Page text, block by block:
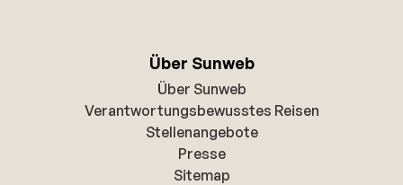
Über Sunweb
Über Sunweb
Verantwortungsbewusstes Reisen
Stellenangebote
Presse
Sitemap